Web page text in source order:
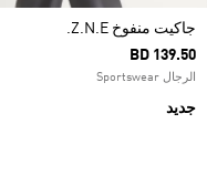
جاكيت منفوخ Z.N.E.
BD 139.50
الرجال Sportswear
جديد